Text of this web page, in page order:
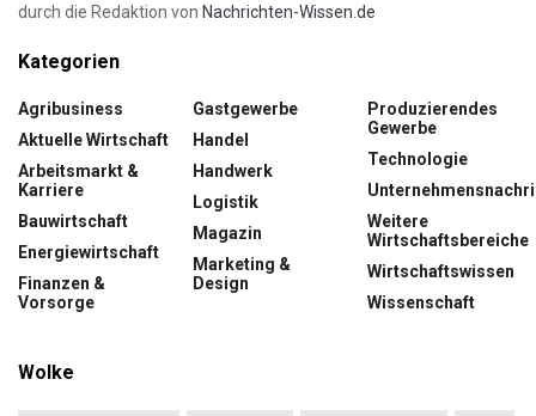
durch die Redaktion von Nachrichten-Wissen.de
Kategorien
Agribusiness
Aktuelle Wirtschaft
Arbeitsmarkt &
Karriere
Bauwirtschaft
Energiewirtschaft
Finanzen &
Vorsorge
Gastgewerbe
Handel
Handwerk
Logistik
Magazin
Marketing &
Design
Produzierendes
Gewerbe
Technologie
Weitere
Wirtschaftsbereiche
Wirtschaftswissen
Wissenschaft
Wolke